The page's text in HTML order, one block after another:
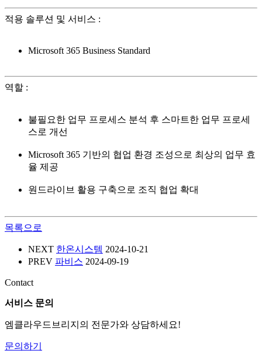
적용 솔루션 및 서비스 :
Microsoft 365 Business Standard
역할 :
불필요한 업무 프로세스 분석 후 스마트한 업무 프로세
스로 개선
Microsoft 365 기반의 협업 환경 조성으로 최상의 업무 효
율 제공
원드라이브 활용 구축으로 조직 협업 확대
목록으로
NEXT 한온시스템 2024-10-21
PREV 파비스 2024-09-19
Contact
서비스 문의
엠클라우드브리지의 전문가와 상담하세요!
문의하기